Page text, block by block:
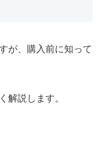
が、購入前に知って
解説します。